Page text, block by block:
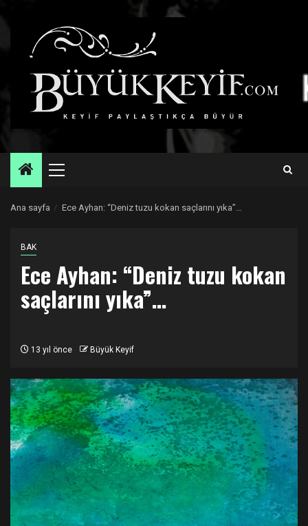
Primary
Ana sayfa Ece Ayhan: “Deniz tuzu kokan saçlarını yıka”…
BAK
Ece Ayhan: “Deniz tuzu kokan
saçlarını yıka”…
13 yıl önce Büyük Keyif